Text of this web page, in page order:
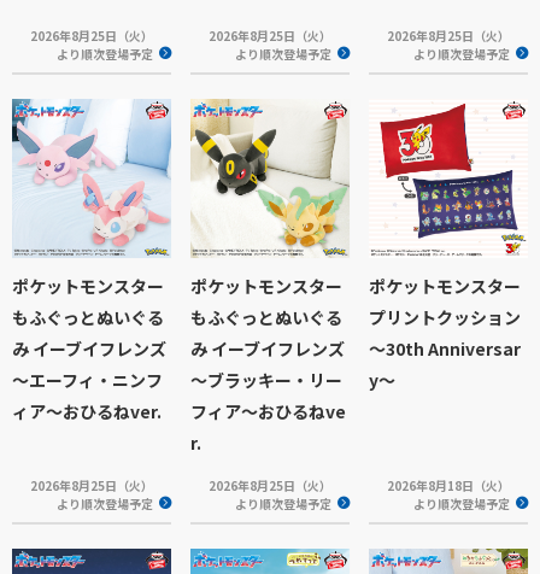
2026年8月25日（火）
より順次登場予定
2026年8月25日（火）
より順次登場予定
2026年8月25日（火）
より順次登場予定
ポケットモンスター
もふぐっとぬいぐる
み イーブイフレンズ
～エーフィ・ニンフ
ィア～おひるねver.
2026年8月25日（火）
より順次登場予定
ポケットモンスター
もふぐっとぬいぐる
み イーブイフレンズ
～ブラッキー・リー
フィア～おひるねve
r.
2026年8月25日（火）
より順次登場予定
ポケットモンスター
プリントクッション
～30th Anniversar
y～
2026年8月18日（火）
より順次登場予定